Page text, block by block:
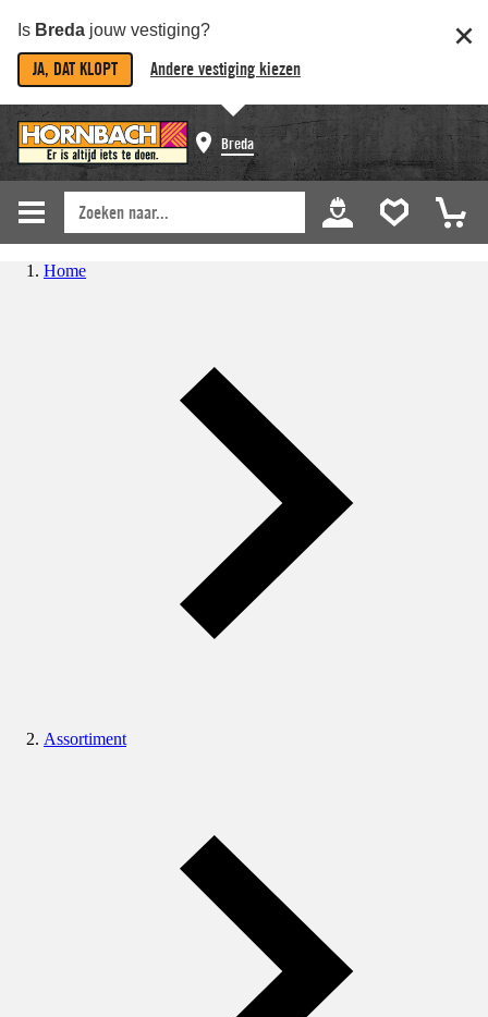
Is Breda jouw vestiging?
JA, DAT KLOPT Andere vestiging kiezen
Breda
Home
Assortiment